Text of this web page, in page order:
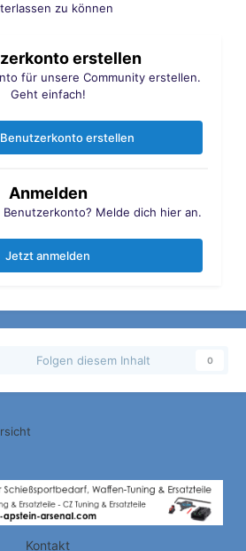
zu können
erstellen
für unsere Community erstellen.
Geht einfach!
erstellen
Anmelden
Melde dich hier an.
Jetzt anmelden
Folgen diesem Inhalt 0
Kontakt